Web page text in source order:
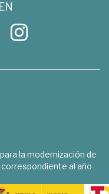
la modernización de
correspondiente al año